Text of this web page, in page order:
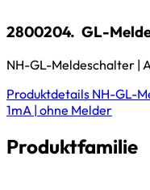
2800204. GL-
NH-GL-Meldeschalter |
Produktdetails NH-GL-
1mA | ohne Melder
Produktfamilie